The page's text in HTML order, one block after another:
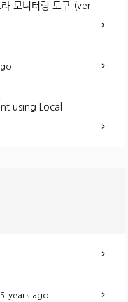
모니터링 도구 (ver
using Local
5 years ago